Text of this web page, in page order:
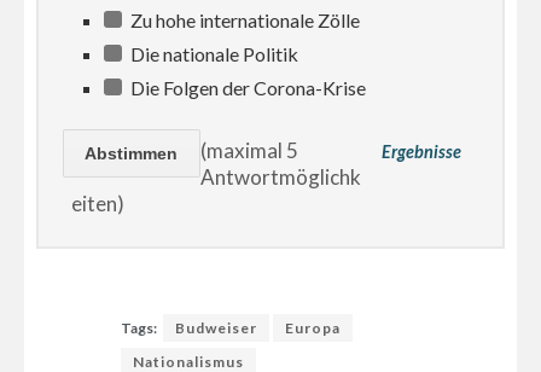
Zu hohe internationale Zölle
Die nationale Politik
Die Folgen der Corona-Krise
Ergebnisse
(maximal 5
Antwortmöglichk
eiten)
Tags: Budweiser
Europa
Nationalismus